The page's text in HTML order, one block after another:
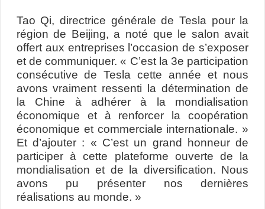
Tao Qi, directrice générale de Tesla pour la
région de Beijing, a noté que le salon avait
offert aux entreprises l’occasion de s’exposer
et de communiquer. « C’est la 3e participation
consécutive de Tesla cette année et nous
avons vraiment ressenti la détermination de
la Chine à adhérer à la mondialisation
économique et à renforcer la coopération
économique et commerciale internationale. »
Et d’ajouter : « C’est un grand honneur de
participer à cette plateforme ouverte de la
mondialisation et de la diversification. Nous
avons pu présenter nos dernières
réalisations au monde. »